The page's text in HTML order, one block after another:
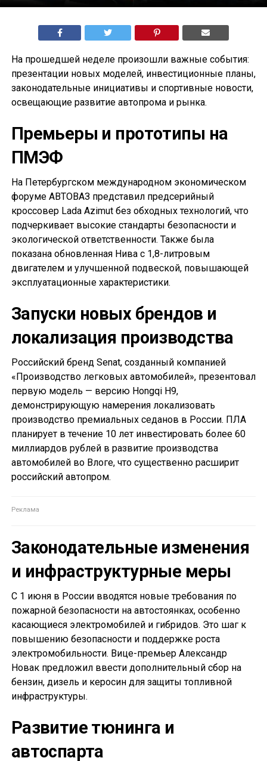
На прошедшей неделе произошли важные события:
презентации новых моделей, инвестиционные планы,
законодательные инициативы и спортивные новости,
освещающие развитие автопрома и рынка.
Премьеры и прототипы на
ПМЭФ
На Петербургском международном экономическом
форуме АВТОВАЗ представил предсерийный
кроссовер Lada Azimut без обходных технологий, что
подчеркивает высокие стандарты безопасности и
экологической ответственности. Также была
показана обновленная Нива с 1,8-литровым
двигателем и улучшенной подвеской, повышающей
эксплуатационные характеристики.
Запуски новых брендов и
локализация производства
Российский бренд Senat, созданный компанией
«Производство легковых автомобилей», презентовал
первую модель — версию Hongqi H9,
демонстрирующую намерения локализовать
производство премиальных седанов в России. ПЛА
планирует в течение 10 лет инвестировать более 60
миллиардов рублей в развитие производства
автомобилей во Влоге, что существенно расширит
российский автопром.
Законодательные изменения
и инфраструктурные меры
С 1 июня в России вводятся новые требования по
пожарной безопасности на автостоянках, особенно
касающиеся электромобилей и гибридов. Это шаг к
повышению безопасности и поддержке роста
электромобильности. Вице-премьер Александр
Новак предложил ввести дополнительный сбор на
бензин, дизель и керосин для защиты топливной
инфраструктуры.
Развитие тюнинга и
автоспарта